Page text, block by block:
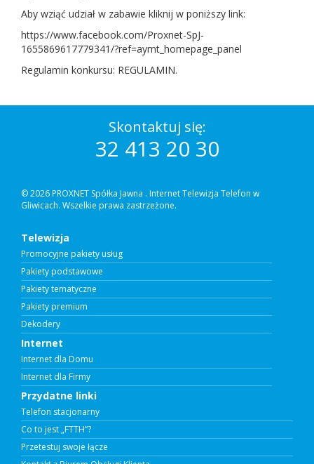
Aby wziąć udział w zabawie kliknij w poniższy link:
https://www.facebook.com/Proxnet-SpJ-
1655869617779341/?ref=aymt_homepage_panel
Regulamin konkursu: REGULAMIN.
Skontaktuj się:
32 413 20 30
© 2026 PROXNET Spółka Jawna . Internet Telewizja Telefon w
Gliwicach. Wszelkie prawa zastrzeżone.
Telewizja
Promocyjne pakiety usług
Pakiety podstawowe
Pakiety tematyczne
Pakiety premium
Dekodery
Internet
Internet dla Domu
Internet dla Firmy
Przydatne linki
Telefon stacjonarny
Co to jest „FTTH”?
Przetestuj swoje łącze